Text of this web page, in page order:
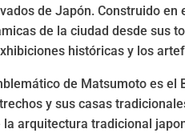
de Japón. Construido
de la ciudad desde sus
históricas y los
de Matsumoto es
y sus casas
arquitectura tradicional